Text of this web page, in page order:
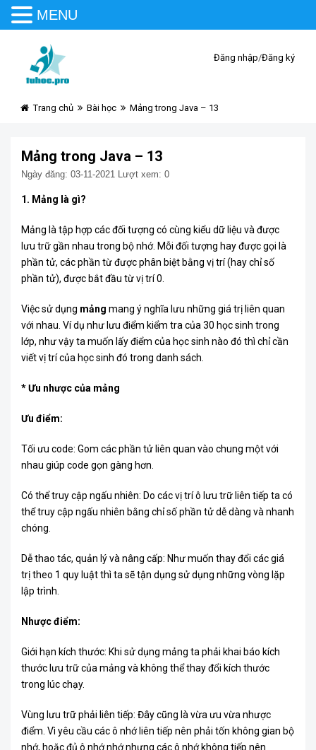
Đăng nhập/Đăng ký
Trang chủ Bài học Mảng trong Java – 13
Mảng trong Java – 13
Ngày đăng: 03-11-2021 Lượt xem: 0
1. Mảng là gì?
Mảng là tập hợp các đối tượng có cùng kiểu dữ liệu và được
lưu trữ gần nhau trong bộ nhớ. Mỗi đối tượng hay được gọi là
phần tử, các phần từ được phân biệt bằng vị trí (hay chỉ số
phần tử), được bắt đầu từ vị trí 0.
Việc sử dụng mảng mang ý nghĩa lưu những giá trị liên quan
với nhau. Ví dụ như lưu điểm kiểm tra của 30 học sinh trong
lớp, như vậy ta muốn lấy điểm của học sinh nào đó thì chỉ cần
viết vị trí của học sinh đó trong danh sách.
* Ưu nhược của mảng
Ưu điểm:
Tối ưu code: Gom các phần tử liên quan vào chung một với
nhau giúp code gọn gàng hơn.
Có thể truy cập ngấu nhiên: Do các vị trí ô lưu trữ liên tiếp ta có
thể truy cập ngấu nhiên bằng chỉ số phần tử dễ dàng và nhanh
chóng.
Dễ thao tác, quản lý và nâng cấp: Như muốn thay đổi các giá
trị theo 1 quy luật thì ta sẽ tận dụng sử dụng những vòng lặp
lập trình.
Nhược điểm:
Giới hạn kích thước: Khi sử dụng mảng ta phải khai báo kích
thước lưu trữ của mảng và không thể thay đổi kích thước
trong lúc chạy.
Vùng lưu trữ phải liên tiếp: Đây cũng là vừa ưu vừa nhược
điểm. Vì yêu cầu các ô nhớ liên tiếp nên phải tốn không gian bộ
nhớ, hoặc đủ ô nhớ nhớ nhưng các ô nhớ không tiếp nên
MENU